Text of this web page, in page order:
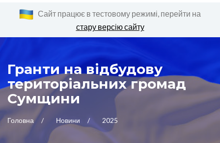
Сайт працює в тестовому режимі, перейти на
стару версію сайту
Гранти на відбудову
територіальних громад
Сумщини
Головна Новини 2025